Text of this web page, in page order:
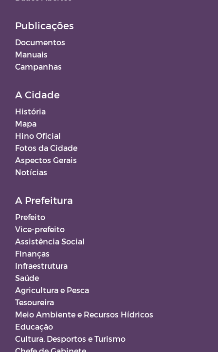
Publicações
Documentos
Manuais
Campanhas
A Cidade
História
Mapa
Hino Oficial
Fotos da Cidade
Aspectos Gerais
Notícias
A Prefeitura
Prefeito
Vice-prefeito
Assistência Social
Finanças
Infraestrutura
Saúde
Agricultura e Pesca
Tesoureira
Meio Ambiente e Recursos Hídricos
Educação
Cultura, Desportos e Turismo